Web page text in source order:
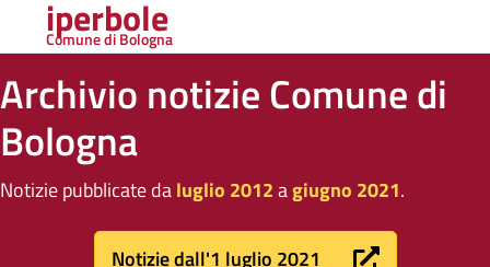
iperbole
Comune di Bologna
Archivio notizie Comune di
Bologna
Notizie pubblicate daluglio 2012agiugno 2021.
Notizie dall'1 luglio 2021